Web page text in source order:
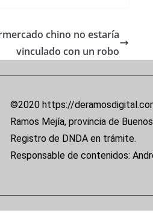
chino no estaría
vinculado con un robo
©2020 https://
Ramos Mejía, provincia de
Registro de DNDA en trámite.
Responsable de contenidos: